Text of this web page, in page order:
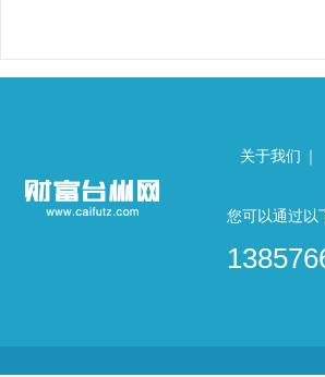
关于我们
您可以通过以